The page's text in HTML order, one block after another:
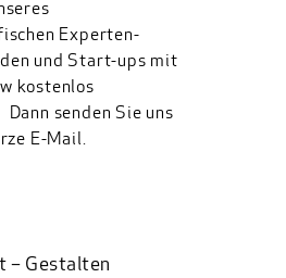
Experten-
und Start-ups mit
kostenlos
senden Sie uns
E-Mail.
– Gestalten